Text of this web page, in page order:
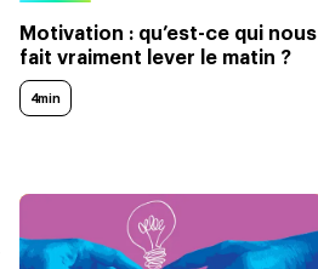
Motivation : qu’est-ce qui nous
fait vraiment lever le matin ?
4min